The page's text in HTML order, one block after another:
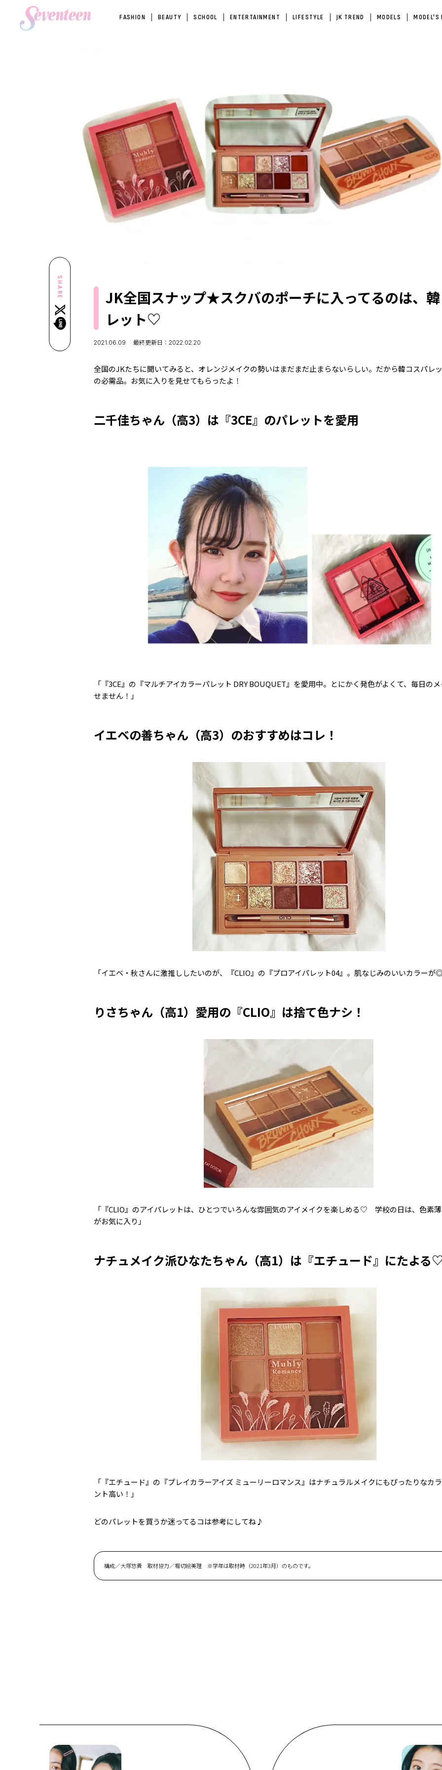
FASHION BEAUTY SCHOOL ENTERTAINMENT LIFESTYLE JK TREND MODELS MODEL'S
SHARE
JK全国スナップ★スクバのポーチに入ってるのは、
レット♡
2021.06.09 最終更新日：2022.02.20
全国のJKたちに聞いてみると、オレンジメイクの勢いはまだまだ止まらないらしい。だから韓コスパレ
の必需品。お気に入りを見せてもらったよ！
二千佳ちゃん（高3）は『3CE』のパレットを愛用
「『3CE』の『マルチアイカラーパレット DRY BOUQUET』を愛用中。とにかく発色がよくて、毎日の
せません！」
イエベの善ちゃん（高3）のおすすめはコレ！
「イエベ・秋さんに激推ししたいのが、『CLIO』の『プロアイパレット04』。肌なじみのいいカラーが◎
りさちゃん（高1）愛用の『CLIO』は捨て色ナシ！
「『CLIO』のアイパレットは、ひとつでいろんな雰囲気のアイメイクを楽しめる♡ 学校の日は、色素
がお気に入り」
ナチュメイク派ひなたちゃん（高1）は『エチュード』にたよる♡
「『エチュード』の『プレイカラーアイズ ミューリーロマンス』はナチュラルメイクにもぴったりなカ
ント高い！」
どのパレットを買うか迷ってるコは参考にしてね♪
構成／大塚悠貴 取材協力／堀切絵美理 ※学年は取材時（2021年3月）のものです。